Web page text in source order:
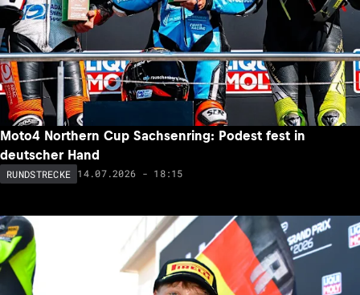
Moto4 Northern Cup Sachsenring: Podest fest in
deutscher Hand
RUNDSTRECKE 14.07.2026 - 18:15